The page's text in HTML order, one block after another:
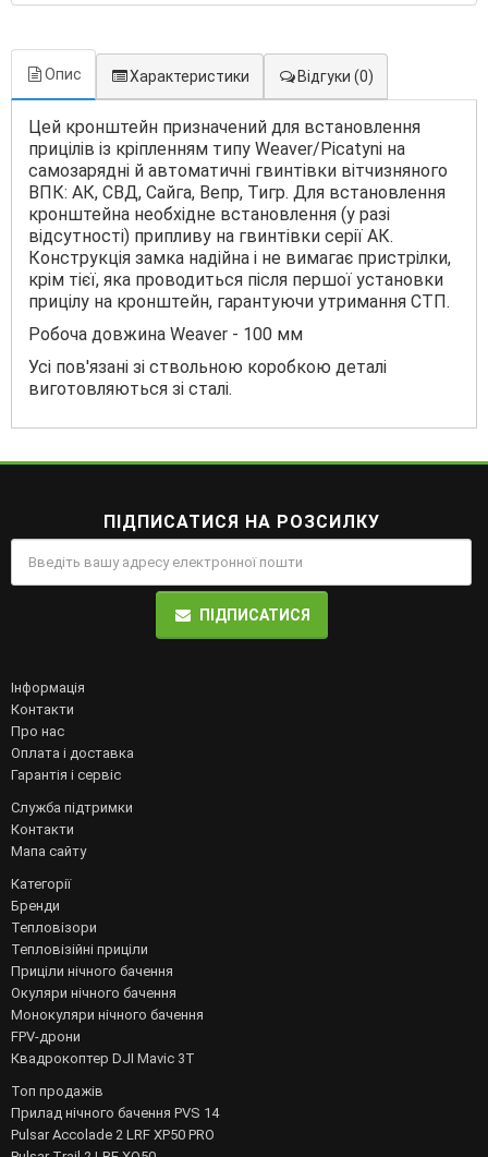
Опис Характеристики Відгуки (0)
Цей кронштейн призначений для встановлення
прицілів із кріпленням типу Weaver/Picatyni на
самозарядні й автоматичні гвинтівки вітчизняного
ВПК: АК, СВД, Сайга, Вепр, Тигр. Для встановлення
кронштейна необхідне встановлення (у разі
відсутності) припливу на гвинтівки серії АК.
Конструкція замка надійна і не вимагає пристрілки,
крім тієї, яка проводиться після першої установки
прицілу на кронштейн, гарантуючи утримання СТП.
Робоча довжина Weaver - 100 мм
Усі пов'язані зі ствольною коробкою деталі
виготовляються зі сталі.
ПІДПИСАТИСЯ НА РОЗСИЛКУ
ПІДПИСАТИСЯ
Інформація
Контакти
Про нас
Оплата і доставка
Гарантія і сервіс
Служба підтримки
Контакти
Мапа сайту
Категорії
Бренди
Тепловізори
Тепловізійні приціли
Приціли нічного бачення
Окуляри нічного бачення
Монокуляри нічного бачення
FPV-дрони
Квадрокоптер DJI Mavic 3T
Топ продажів
Прилад нічного бачення PVS 14
Pulsar Accolade 2 LRF XP50 PRO